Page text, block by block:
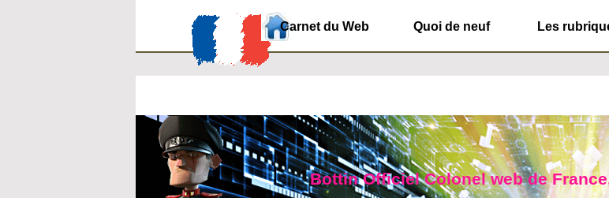
Carnet du Web Quoi de neuf Les
Bottin Officiel Colonel web de